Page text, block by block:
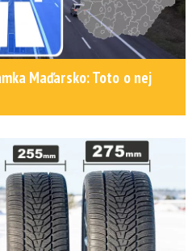
Maďarsko: Toto o nej